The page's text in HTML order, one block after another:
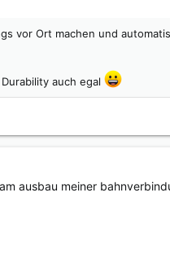
vor Ort machen und
auch egal
ausbau meiner